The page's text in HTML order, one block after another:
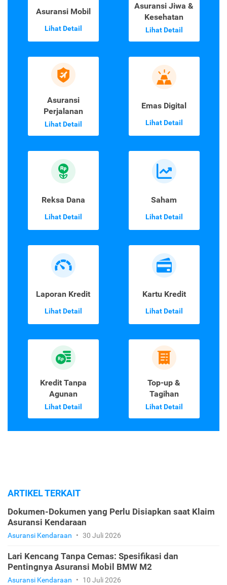
Asuransi Mobil
Lihat Detail
Asuransi Jiwa &
Kesehatan
Lihat Detail
Asuransi
Perjalanan
Lihat Detail
Emas Digital
Lihat Detail
Reksa Dana
Lihat Detail
Saham
Lihat Detail
Laporan Kredit
Lihat Detail
Kartu Kredit
Lihat Detail
Kredit Tanpa
Agunan
Lihat Detail
Top-up &
Tagihan
Lihat Detail
ARTIKEL TERKAIT
Dokumen-Dokumen yang Perlu Disiapkan saat Klaim
Asuransi Kendaraan
Asuransi Kendaraan • 30 Juli 2026
Lari Kencang Tanpa Cemas: Spesifikasi dan
Pentingnya Asuransi Mobil BMW M2
Asuransi Kendaraan • 10 Juli 2026